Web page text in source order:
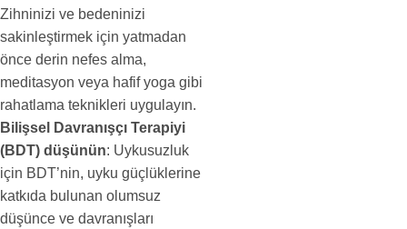
Zihninizi ve bedeninizi
sakinleştirmek için yatmadan
önce derin nefes alma,
meditasyon veya hafif yoga gibi
rahatlama teknikleri uygulayın.
Bilişsel Davranışçı Terapiyi
(BDT) düşünün: Uykusuzluk
için BDT’nin, uyku güçlüklerine
katkıda bulunan olumsuz
düşünce ve davranışları